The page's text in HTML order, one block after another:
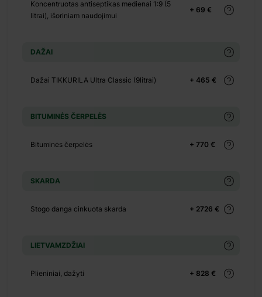
+ 69 €
Koncentruotas antiseptikas medienai 1:9 (5
litrai), išoriniam naudojimui
DAŽAI
+ 465 €
Dažai TIKKURILA Ultra Classic (9litrai)
BITUMINĖS ČERPELĖS
+ 770 €
Bituminės čerpelės
SKARDA
+ 2726 €
Stogo danga cinkuota skarda
LIETVAMZDŽIAI
+ 828 €
Plieniniai, dažyti
+ 2760 €
+ 3726 €
+ 300 €
+ 140 €
+ 270 €
+ 130 €
+ 99 €